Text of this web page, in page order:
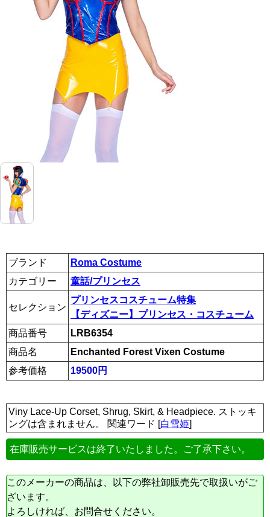
ブランド
Roma Costume
カテゴリー
童話/プリンセス
セレクション
プリンセスコスチューム特集
【ディズニー】プリンセス・コスチューム
商品番号
LRB6354
商品名
Enchanted Forest Vixen Costume
参考価格
19500円
Viny Lace-Up Corset, Shrug, Skirt, & Headpiece. ストッキ
ングは含まれません。 関連ワード [白雪姫]
在庫販売サービスは終了いたしました。ご了承下さい。
このメーカーの商品は、以下の弊社卸販売先で取扱いがご
ざいます。
よろしければ、お問合せください。